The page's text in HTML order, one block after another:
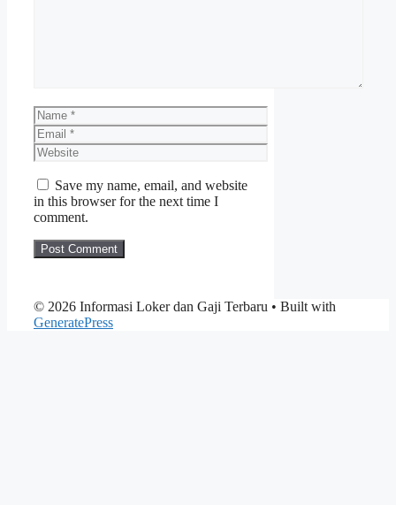
Name
Email
Website
Save my name, email, and website
in this browser for the next time I
comment.
© 2026 Informasi Loker dan Gaji Terbaru • Built with
GeneratePress